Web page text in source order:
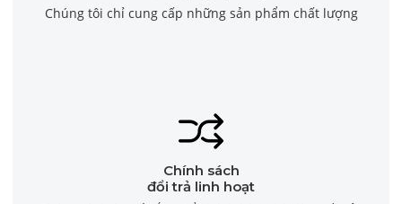
Chúng tôi chỉ cung cấp những sản phẩm chất lượng
Chính sách
đổi trả linh hoạt